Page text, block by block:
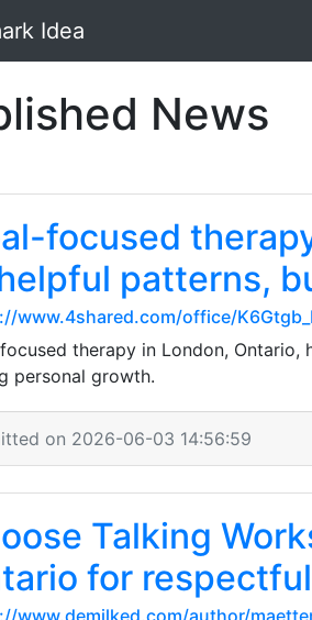
Idea
News
focused
patterns,
www.4shared.com/office/
therapy in London,
personal growth.
on 2026-06-03 14:56:59
Talking
for respectful
www.demilked.com/author/